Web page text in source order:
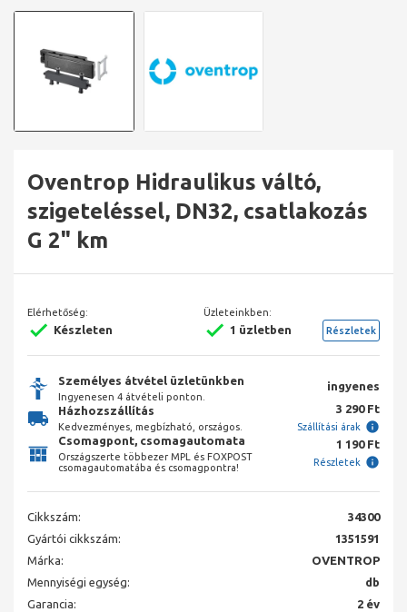
Oventrop Hidraulikus váltó,
szigeteléssel, DN32, csatlakozás
G 2" km
Elérhetőség:
Készleten
Üzleteinkben:
1 üzletben Részletek
Személyes átvétel üzletünkben
Ingyenesen 4 átvételi ponton.
ingyenes
Házhozszállítás
Kedvezményes, megbízható, országos.
3 290 Ft
Szállítási árak
Csomagpont, csomagautomata
Országszerte többezer MPL és FOXPOST
csomagautomatába és csomagpontra!
1 190 Ft
Részletek
Cikkszám:
34300
Gyártói cikkszám:
1351591
Márka:
OVENTROP
Mennyiségi egység:
db
Garancia:
2 év